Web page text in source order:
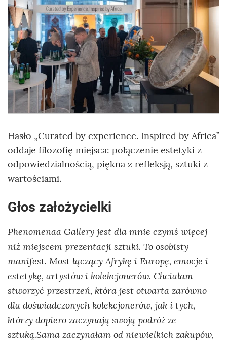
Hasło „Curated by experience. Inspired by Africa”
oddaje filozofię miejsca: połączenie estetyki z
odpowiedzialnością, piękna z refleksją, sztuki z
wartościami.
Głos założycielki
Phenomenaa Gallery jest dla mnie czymś więcej
niż miejscem prezentacji sztuki. To osobisty
manifest. Most łączący Afrykę i Europę, emocje i
estetykę, artystów i kolekcjonerów. Chciałam
stworzyć przestrzeń, która jest otwarta zarówno
dla doświadczonych kolekcjonerów, jak i tych,
którzy dopiero zaczynają swoją podróż ze
sztuką.Sama zaczynałam od niewielkich zakupów,